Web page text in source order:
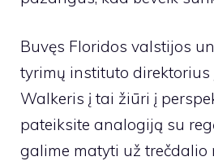
Buvęs Floridos valstijos
tyrimų instituto direktorius
Walkeris į tai žiūri į
pateiksite analogiją su
galime matyti už trečdalio